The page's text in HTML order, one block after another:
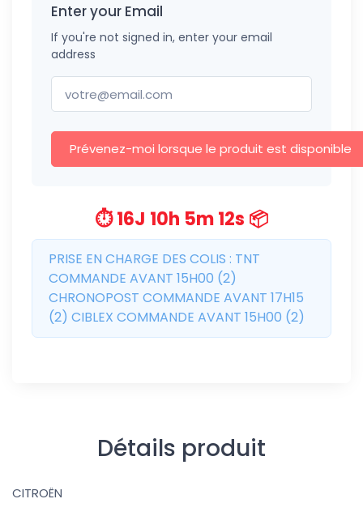
Enter your Email
If you're not signed in, enter your email
address
Prévenez-moi lorsque le produit est disponible
⏱️ 16J 10h 5m 11s 📦
PRISE EN CHARGE DES COLIS : TNT
COMMANDE AVANT 15H00 (2)
CHRONOPOST COMMANDE AVANT 17H15
(2) CIBLEX COMMANDE AVANT 15H00 (2)
Détails produit
CITROËN